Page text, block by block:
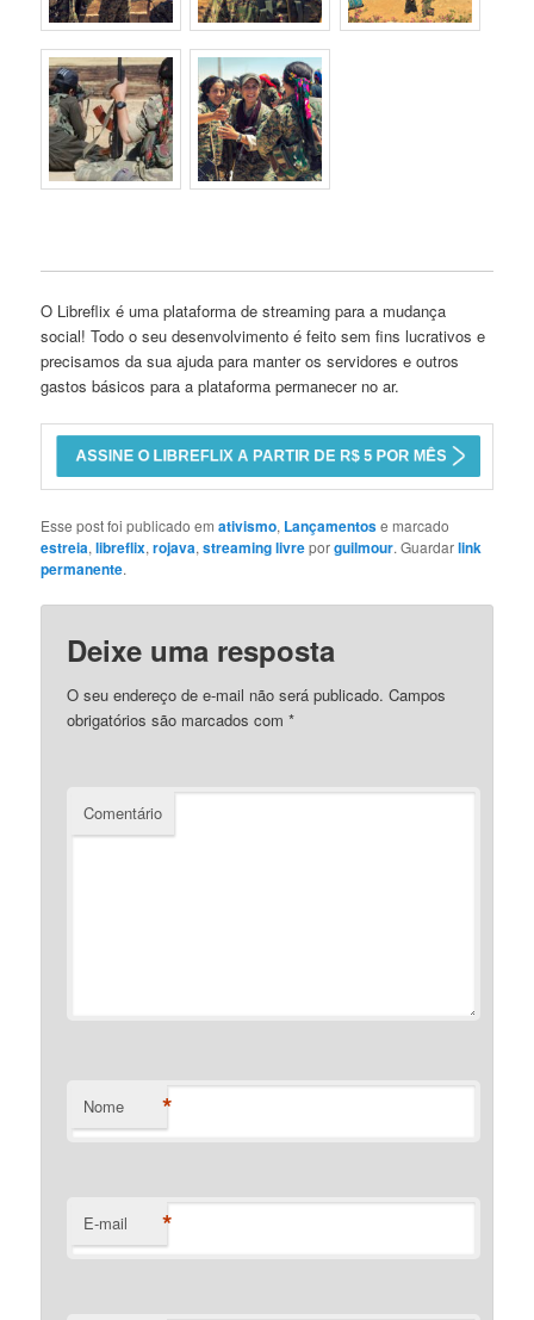
O Libreflix é uma plataforma de streaming para a mudança
social! Todo o seu desenvolvimento é feito sem fins lucrativos e
precisamos da sua ajuda para manter os servidores e outros
gastos básicos para a plataforma permanecer no ar.
Esse post foi publicado emativismo, Lançamentose marcado
estreia,libreflix,rojava,streaming livreporguilmour. Guardarlink
permanente.
Deixe uma resposta
O seu endereço de e-mail não será publicado. Campos
obrigatórios são marcados com*
Comentário
Nome *
E-mail *